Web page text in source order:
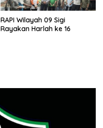
RAPI Wilayah 09 Sigi
Rayakan Harlah ke 16